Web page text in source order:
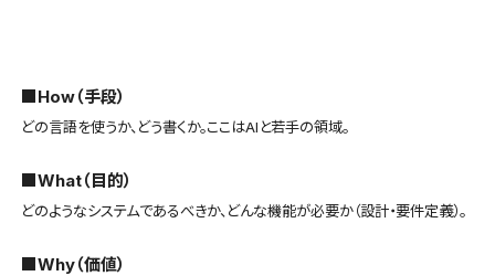
■How（手段）
どの言語を使うか、どう書くか。ここはAIと若手の領域。
■What（目的）
どのようなシステムであるべきか、どんな機能が必要か（設計・要件定義）。
■Why（価値）